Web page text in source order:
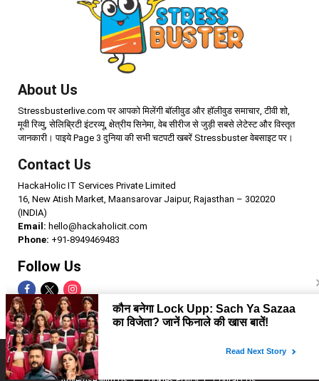
About Us
Stressbusterlive.com पर आपको मिलेंगी बॉलीवुड और हॉलीवुड समाचार, टीवी शो,
मूवी रिव्यु, सेलिब्रिटी इंटरव्यू, क्षेत्रीय सिनेमा, वेब सीरीज से जुड़ी सबसे लेटेस्ट और विस्तृत
जानकारी। पाइये Page 3 दुनिया की सभी चटपटी खबरें Stressbuster वेबसाइट पर।
Contact Us
HackaHolic IT Services Private Limited
16, New Atish Market, Maansarovar Jaipur, Rajasthan – 302020
(INDIA)
Email: hello@hackaholicit.com
Phone: +91-8949469483
Follow Us
Copyright © 2024 HackaHolic IT Services Private Limited
Home
About us